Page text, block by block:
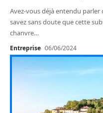
Avez-vous déjà entendu parler
savez sans doute que cette
chanvre…
Entreprise 06/06/2024